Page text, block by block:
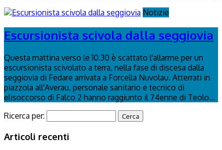
Notizie
Escursionista scivola dalla seggiovia
Questa mattina verso le 10.30 è scattato l'allarme per un
escursionista scivolato a terra, nella fase di discesa dalla
seggiovia di Fedare arrivata a Forcella Nuvolau. Atterrati in
piazzola all'Averau, personale sanitario e tecnico di
elisoccorso di Falco 2 hanno raggiunto il 74enne di Teolo...
Ricerca per:
Articoli recenti